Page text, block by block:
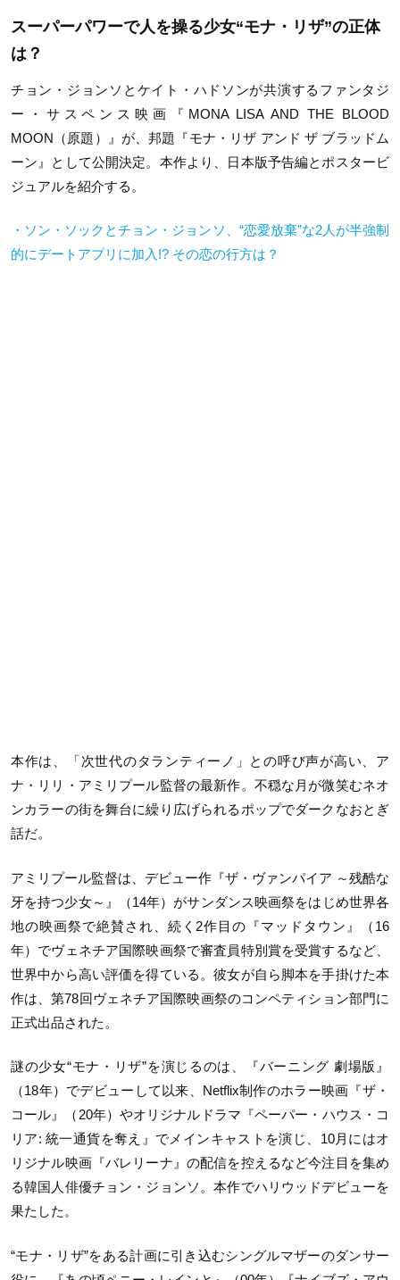
スーパーパワーで人を操る少女“モナ・リザ”の正体
は？
チョン・ジョンソとケイト・ハドソンが共演するファンタジ
ー・サスペンス映画『MONA LISA AND THE BLOOD
MOON（原題）』が、邦題『モナ・リザ アンド ザ ブラッドム
ーン』として公開決定。本作より、日本版予告編とポスタービ
ジュアルを紹介する。
・ソン・ソックとチョン・ジョンソ、“恋愛放棄”な2人が半強制
的にデートアプリに加入!? その恋の行方は？
本作は、「次世代のタランティーノ」との呼び声が高い、ア
ナ・リリ・アミリプール監督の最新作。不穏な月が微笑むネオ
ンカラーの街を舞台に繰り広げられるポップでダークなおとぎ
話だ。
アミリプール監督は、デビュー作『ザ・ヴァンパイア ～残酷な
牙を持つ少女～』（14年）がサンダンス映画祭をはじめ世界各
地の映画祭で絶賛され、続く2作目の『マッドタウン』（16
年）でヴェネチア国際映画祭で審査員特別賞を受賞するなど、
世界中から高い評価を得ている。彼女が自ら脚本を手掛けた本
作は、第78回ヴェネチア国際映画祭のコンペティション部門に
正式出品された。
謎の少女“モナ・リザ”を演じるのは、『バーニング 劇場版』
（18年）でデビューして以来、Netflix制作のホラー映画『ザ・
コール』（20年）やオリジナルドラマ『ペーパー・ハウス・コ
リア: 統一通貨を奪え』でメインキャストを演じ、10月にはオ
リジナル映画『バレリーナ』の配信を控えるなど今注目を集め
る韓国人俳優チョン・ジョンソ。本作でハリウッドデビューを
果たした。
“モナ・リザ”をある計画に引き込むシングルマザーのダンサー